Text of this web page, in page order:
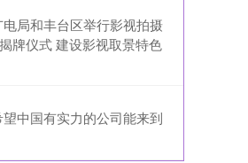
局和丰台区举行影视拍摄
牌仪式 建设影视取景特色
中国有实力的公司能来到